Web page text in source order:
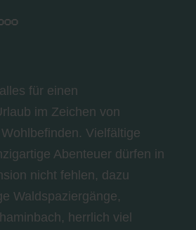
für einen
im Zeichen von
Vielfältige
Abenteuer dürfen in
nicht fehlen, dazu
Waldspaziergänge,
herrlich viel